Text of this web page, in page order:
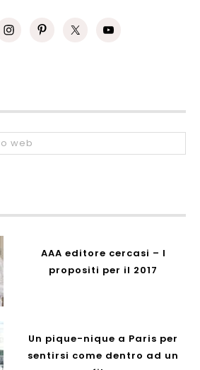
AAA editore cercasi – I
propositi per il 2017
Un pique-nique a Paris per
sentirsi come dentro ad un